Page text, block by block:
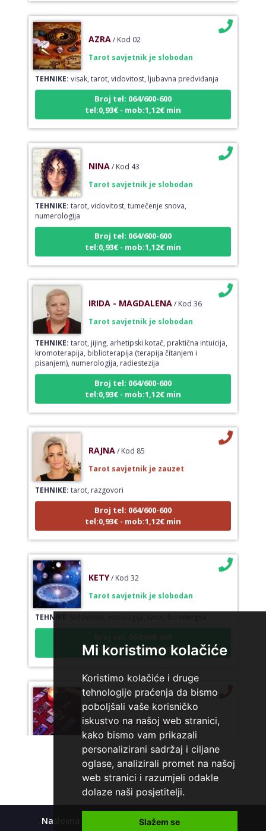
Mi koristimo kolačiće
Koristimo kolačiće i druge
tehnologije praćenja da bismo
poboljšali vaše korisničko
iskustvo na našoj web stranici,
kako bismo vam prikazali
personalizirani sadržaj i ciljane
oglase, analizirali promet na našoj
web stranici i razumjeli odakle
dolaze naši posjetitelji.
Slažem se
AZRA / Kod 02
Tarot savjetnik je slobodan
TEHNIKE:visak, tarot, vidovitost, ljubavna predviđanja
Broj tel: 064/600-600
tel:0,93€ - mob:1,12€ min
NINA / Kod 43
Tarot savjetnik je slobodan
TEHNIKE:tarot, vidovitost, tumečenje snova,
numerologija
Broj tel: 064/600-600
tel:0,93€ - mob:1,12€ min
IRIDA - MAGDALENA / Kod 36
Tarot savjetnik je slobodan
TEHNIKE:tarot, jijing, arhetipski kotač, praktična intuicija,
kromoterapija, biblioterapija (terapija čitanjem i
pisanjem), numerologija, radiestezija
Broj tel: 064/600-600
tel:0,93€ - mob:1,12€ min
RAJNA / Kod 85
Tarot savjetnik je zauzet
TEHNIKE:tarot, razgovori
Broj tel: 064/600-600
tel:0,93€ - mob:1,12€ min
KETY / Kod 32
Tarot savjetnik je slobodan
TEHNIKE:vidovitost, astrologija, tarot, bioenergija
tel:0,93€ - mob:1,12€ min
LUCIJA / Kod #136
Tarot savjetnik je zauzet
sudbinske karte, anđeoske poruke
Broj tel: 064/600-600
tel:0,93€ - mob:1,12€ min
/ Kod 31
Naslovna
Polica privatnosti